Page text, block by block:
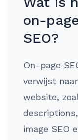
on-
SEO?
On-page
verwijst
website,
image SEO